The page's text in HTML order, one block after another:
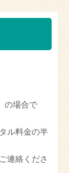
の場合で
ル料金の半
連絡くださ